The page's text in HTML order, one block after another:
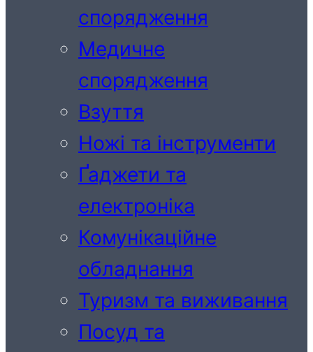
спорядження
Медичне
спорядження
Взуття
Ножі та інструменти
Ґаджети та
електроніка
Комунікаційне
обладнання
Туризм та виживання
Посуд та